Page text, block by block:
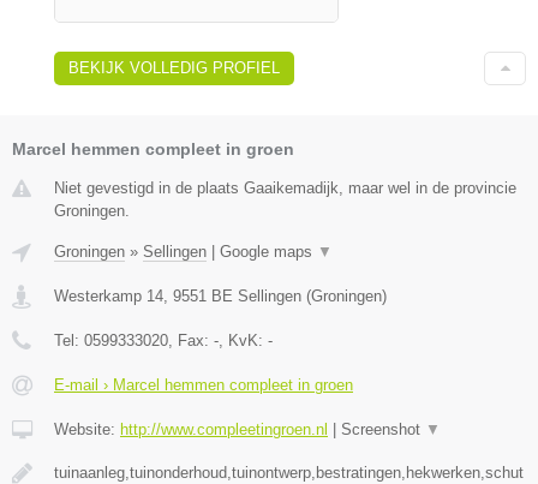
BEKIJK VOLLEDIG PROFIEL
Marcel hemmen compleet in groen
Niet gevestigd in de plaats Gaaikemadijk, maar wel in de provincie
Groningen.
Groningen » Sellingen Google maps ▼
Westerkamp 14 9551 BE Sellingen (Groningen)
Tel: 0599333020 , Fax: - , KvK: -
E-mail › Marcel hemmen compleet in groen
Website: http://www.compleetingroen.nl Screenshot ▼
tuinaanleg,tuinonderhoud,tuinontwerp,bestratingen,hekwerken,schut